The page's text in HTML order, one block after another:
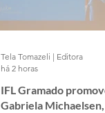
IFL Gramado
Gabriela Michaelsen,
Tela Tomazeli | Editora
há 2 horas